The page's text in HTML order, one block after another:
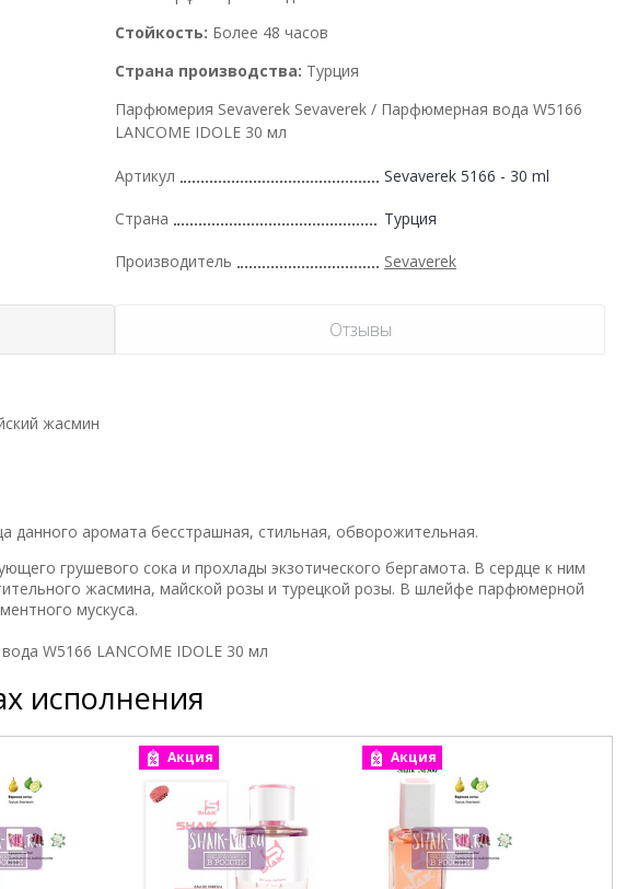
Стойкость: Более 48 часов
Страна производства: Турция
Парфюмерия Sevaverek Sevaverek / Парфюмерная вода W5166
LANCOME IDOLE 30 мл
Артикул Sevaverek 5166 - 30 ml
Страна Турция
Производитель Sevaverek
Отзывы
жасмин
данного аромата бесстрашная, стильная, обворожительная.
грушевого сока и прохлады экзотического бергамота. В сердце к ним
жасмина, майской розы и турецкой розы. В шлейфе парфюмерной
мускуса.
W5166 LANCOME IDOLE 30 мл
исполнения
Акция Акция